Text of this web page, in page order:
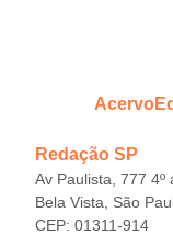
Acervo
Redação SP
Av Paulista, 777 4º
Bela Vista, São
CEP: 01311-914